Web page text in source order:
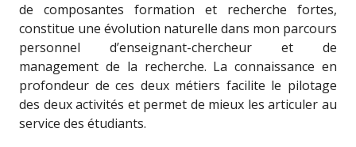
de composantes formation et recherche fortes,
constitue une évolution naturelle dans mon parcours
personnel d’enseignant-chercheur et de
management de la recherche. La connaissance en
profondeur de ces deux métiers facilite le pilotage
des deux activités et permet de mieux les articuler au
service des étudiants.